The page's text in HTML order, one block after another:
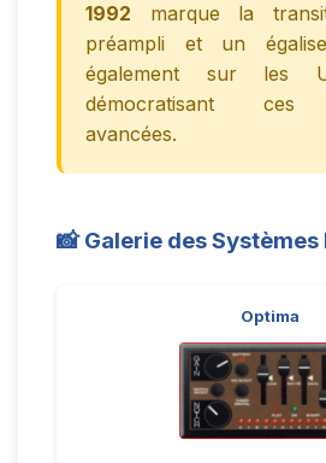
1992 marque la
préampli et un
également sur les
démocratisant ces
avancées.
📸 Galerie des
Optima